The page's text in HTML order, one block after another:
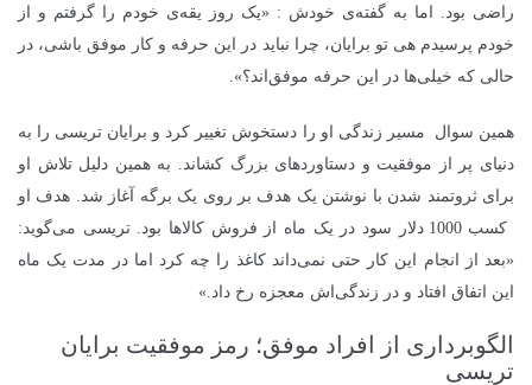
راضی بود. اما به گفته‌ی خودش : «یک روز یقه‌ی خودم را گرفتم و از
خودم پرسیدم هی تو برایان، چرا نباید در این حرفه و کار موفق باشی، در
حالی که خیلی‌ها در این حرفه موفق‌اند؟».
همین سوال مسیر زندگی او را دستخوش تغییر کرد و برایان تریسی را به
دنیای پر از موفقیت و دستاوردهای بزرگ کشاند. به همین دلیل تلاش او
برای ثروتمند شدن با نوشتن یک هدف بر روی یک برگه آغاز شد. هدف او
کسب 1000 دلار سود در یک ماه از فروش کالاها بود. تریسی می‌گوید:
«بعد از انجام این کار حتی نمی‌داند کاغذ را چه کرد اما در مدت یک ماه
این اتفاق افتاد و در زندگی‌اش معجزه رخ داد.»
الگوبرداری از افراد موفق؛ رمز موفقیت برایان
تریسی